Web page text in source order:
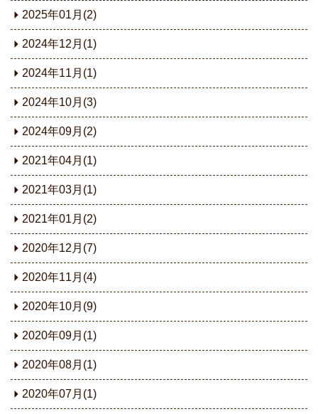
2025年01月(2)
2024年12月(1)
2024年11月(1)
2024年10月(3)
2024年09月(2)
2021年04月(1)
2021年03月(1)
2021年01月(2)
2020年12月(7)
2020年11月(4)
2020年10月(9)
2020年09月(1)
2020年08月(1)
2020年07月(1)